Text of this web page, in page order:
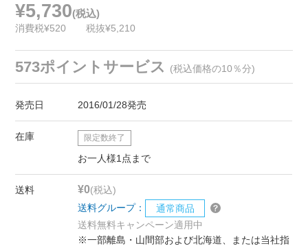
¥5,730(税込)
消費税¥520 税抜¥5,210
573ポイントサービス (税込価格の10％分)
発売日 2016/01/28発売
在庫 限定数終了
お一人様1点まで
送料 ¥0(税込)
送料グループ：
通常商品
送料無料キャンペーン適用中
※一部離島・山間部および北海道、または当社指